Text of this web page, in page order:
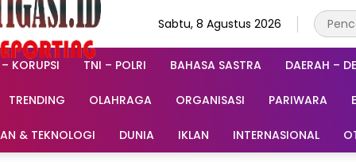
Sabtu, 8 Agustus 2026
KORUPSI TNI – POLRI BAHASA SASTRA DAERAH –
TRENDING OLAHRAGA ORGANISASI PARIWARA
& TEKNOLOGI DUNIA IKLAN INTERNASIONAL